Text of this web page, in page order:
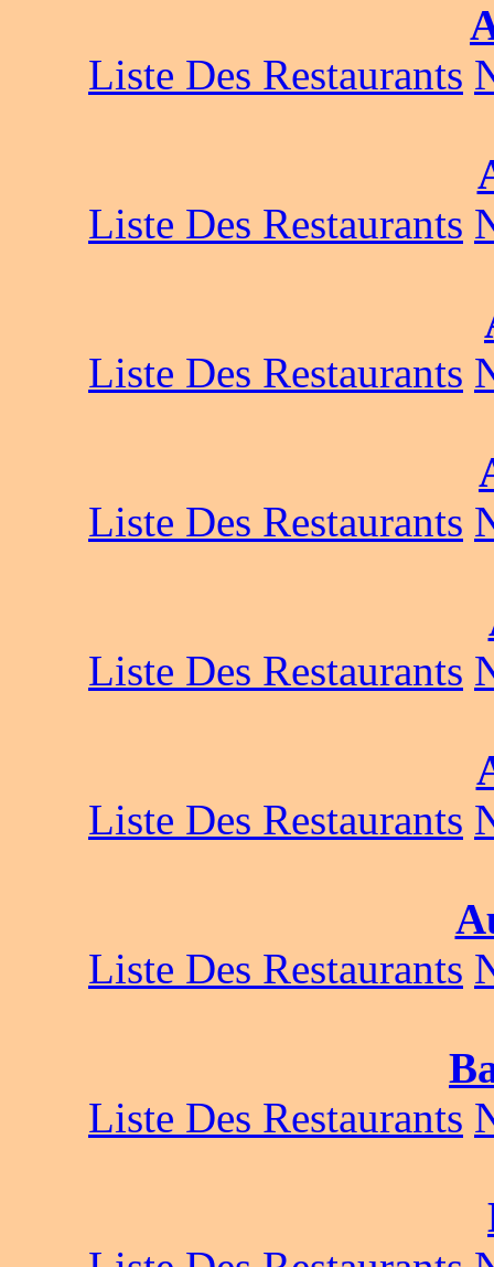
Liste Des Restaurants
Liste Des Restaurants
Liste Des Restaurants
Liste Des Restaurants
Liste Des Restaurants
Liste Des Restaurants
Liste Des Restaurants
Liste Des Restaurants